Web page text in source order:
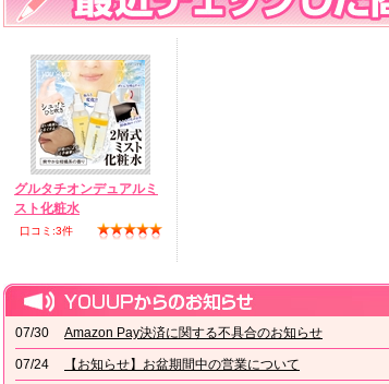
グルタチオンデュアルミ
スト化粧水
口コミ:3件
07/30 Amazon Pay決済に関する不具合のお知らせ
07/24 【お知らせ】お盆期間中の営業について